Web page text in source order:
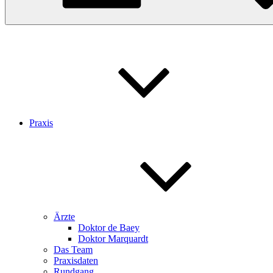
Praxis
Ärzte
Doktor de Baey
Doktor Marquardt
Das Team
Praxisdaten